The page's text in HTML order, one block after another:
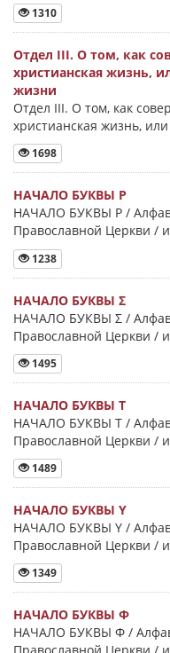
1310
Отдел III. О том, как
христианская жизнь,
жизни
Отдел III. О том, как
христианская жизнь,
1698
НАЧАЛО БУКВЫ Ρ
НАЧАЛО БУКВЫ Ρ /
Православной Церкви /
1238
НАЧАЛО БУКВЫ Σ
НАЧАЛО БУКВЫ Σ /
Православной Церкви /
1495
НАЧАЛО БУКВЫ Τ
НАЧАЛО БУКВЫ Τ /
Православной Церкви /
1489
НАЧАЛО БУКВЫ Y
НАЧАЛО БУКВЫ Y /
Православной Церкви /
1349
НАЧАЛО БУКВЫ Φ
НАЧАЛО БУКВЫ Φ /